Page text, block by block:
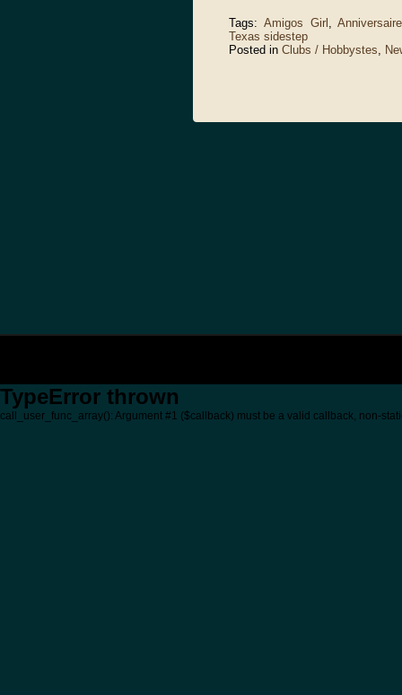
Tags: Amigos Girl ,Anniversaire
Texas sidestep
Posted in Clubs / Hobbystes,
TypeError thrown
call_user_func_array(): Argument #1 ($callback) must be a valid callback, non-